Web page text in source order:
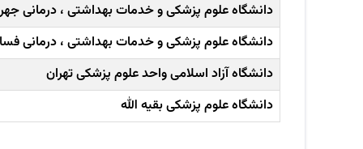
دانشگاه علوم پزشکی و خدمات بهداشتی ، درمانی
دانشگاه علوم پزشکی و خدمات بهداشتی ، درمانی فسا
دانشگاه آزاد اسلامی واحد علوم پزشکی تهران
دانشگاه علوم پزشکی بقیه الله